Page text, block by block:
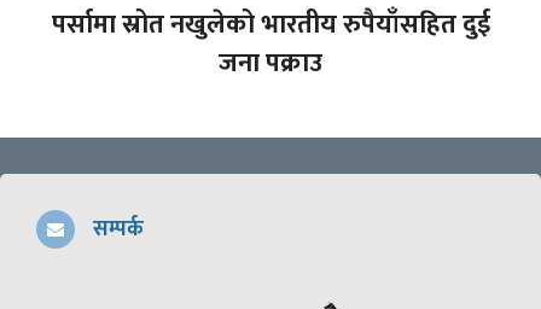
पर्सामा स्रोत नखुलेको भारतीय रुपैयाँसहित दुई
जना पक्राउ
सम्पर्क